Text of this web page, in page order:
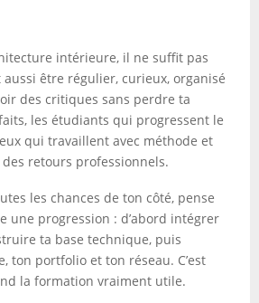
intérieure, il ne suffit pas
aussi être régulier, curieux, organisé
des critiques sans perdre ta
les étudiants qui progressent le
qui travaillent avec méthode et
des retours professionnels.
les chances de ton côté, pense
une progression : d’abord intégrer
ta base technique, puis
ton portfolio et ton réseau. C’est
la formation vraiment utile.